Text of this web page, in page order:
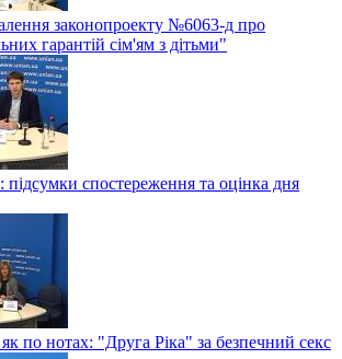
законопроекту №6063-д про
гарантій сім'ям з дітьми"
спостереження та оцінка дня
по нотах: "Друга Ріка" за безпечний секс